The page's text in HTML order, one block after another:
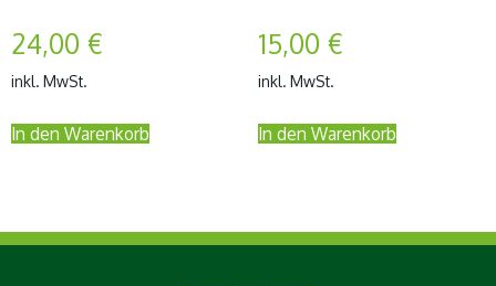
24,00 €
inkl. MwSt.
In den Warenkorb
15,00 €
inkl. MwSt.
In den Warenkorb